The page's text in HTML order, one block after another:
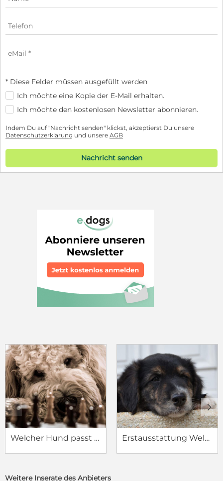
* Diese Felder müssen ausgefüllt werden
Ich möchte eine Kopie der E-Mail erhalten.
Ich möchte den kostenlosen Newsletter abonnieren.
Indem Du auf "Nachricht senden" klickst, akzeptierst Du unsere
Datenschutzerklärung und unsere AGB
Nachricht senden
Welcher Hund passt zu mir? Erstausstattung Welpe
c d
Weitere Inserate des Anbieters